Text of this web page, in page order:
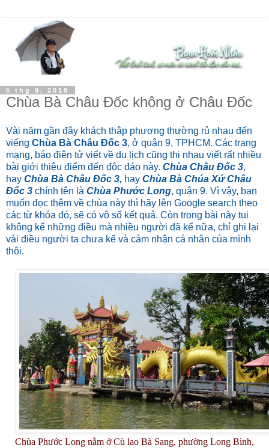
5 thg 9, 2018
Chùa Bà Châu Đốc không ở Châu Đốc
Vài năm gần đây khách thập phương thường rủ nhau đến
viếng Chùa Bà Châu Đốc 3, ở quận 9, TPHCM. Các trang
mạng, báo điện tử viết về du lịch cũng thi nhau viết rất nhiều
bài giới thiệu điểm đến độc đáo này. Chùa Châu Đốc 3,
hay Chùa Bà Châu Đốc 3, hay Chùa Bà Chúa Xứ Châu
Đốc 3 chính tên là Chùa Phước Long, quận 9. Vì vậy, bạn
muốn đọc thêm về chùa này thì hãy lên Google search theo
các từ khóa đó, sẽ có vô số kết quả. Còn trong bài này tui
không kể những điều mà nhiều người đã kể nữa, chỉ ghi lại
vài điều người ta chưa kể và cảm nhận cá nhân của mình
thôi.
Chùa Phước Long nằm ở Cù lao Bà Sang, phường Long Bình,